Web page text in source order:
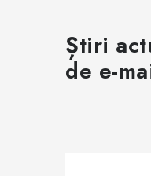
Știri
de e-